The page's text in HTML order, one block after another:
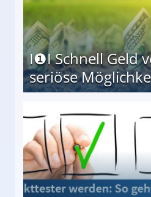
I❶I Schnell Geld
seriöse